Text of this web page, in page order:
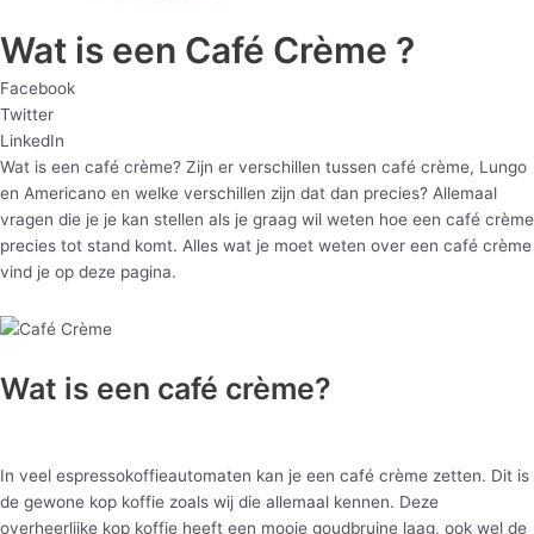
Wat is een Café Crème ?
Facebook
Twitter
LinkedIn
Wat is een café crème? Zijn er verschillen tussen café crème, Lungo
en Americano en welke verschillen zijn dat dan precies? Allemaal
vragen die je je kan stellen als je graag wil weten hoe een café crème
precies tot stand komt. Alles wat je moet weten over een café crème
vind je op deze pagina.
Wat is een café crème?
In veel espressokoffieautomaten kan je een café crème zetten. Dit is
de gewone kop koffie zoals wij die allemaal kennen. Deze
overheerlijke kop koffie heeft een mooie goudbruine laag, ook wel de